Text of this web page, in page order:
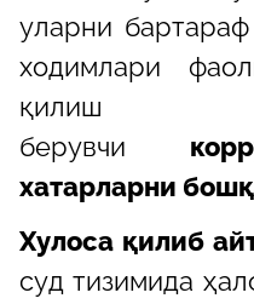
уларни
ходимлари
қилиш
берувчи
хатарларни
Хулоса қилиб
суд тизимида